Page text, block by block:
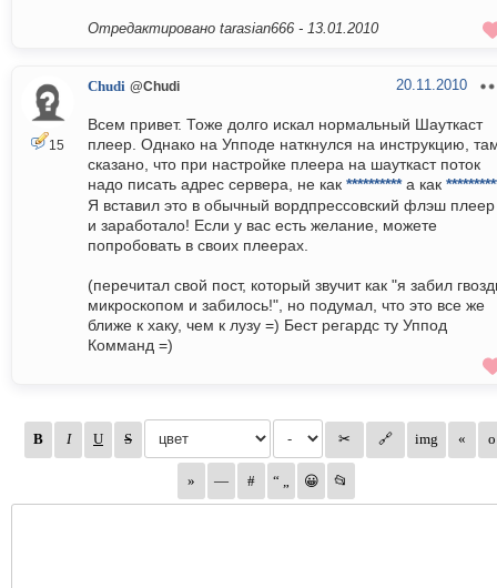
Отредактировано tarasian666 - 13.01.2010
15
Chudi @Chudi 20.11.2010
Всем привет. Тоже долго искал нормальный Шауткаст
плеер. Однако на Упподе наткнулся на инструкцию,
сказано, что при настройке плеера на шауткаст поток
надо писать адрес сервера, не как **********а как
Я вставил это в обычный вордпрессовский флэш
и заработало! Если у вас есть желание, можете
попробовать в своих плеерах.
(перечитал свой пост, который звучит как "я забил
микроскопом и забилось!", но подумал, что это все же
ближе к хаку, чем к лузу =) Бест регардс ту Уппод
Комманд =)